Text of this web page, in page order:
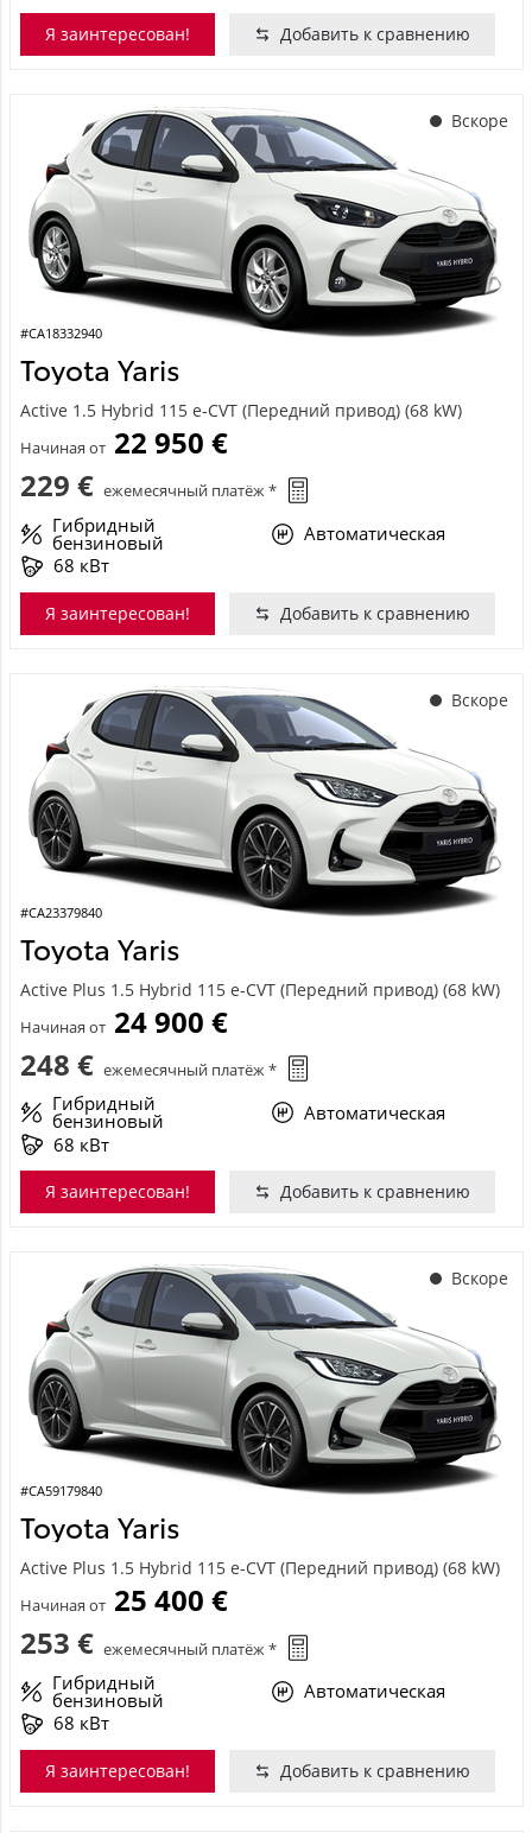
Я заинтересован! Добавить к сравнению
Вскоре
#CA18332940
Toyota Yaris
Active 1.5 Hybrid 115 e-CVT (Передний привод) (68 kW)
Начиная от 22 950 €
229 € ежемесячный платёж *
Гибридный
бензиновый
Автоматическая
68 кВт
Я заинтересован! Добавить к сравнению
Вскоре
#CA23379840
Toyota Yaris
Active Plus 1.5 Hybrid 115 e-CVT (Передний привод) (68 kW)
Начиная от 24 900 €
248 € ежемесячный платёж *
Гибридный
бензиновый
Автоматическая
68 кВт
Я заинтересован! Добавить к сравнению
Вскоре
#CA59179840
Toyota Yaris
Active Plus 1.5 Hybrid 115 e-CVT (Передний привод) (68 kW)
Начиная от 25 400 €
253 € ежемесячный платёж *
Гибридный
бензиновый
Автоматическая
68 кВт
Я заинтересован! Добавить к сравнению